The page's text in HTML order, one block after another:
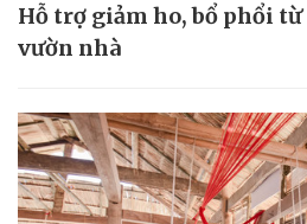
Hỗ trợ giảm ho, bổ phổi
vườn nhà